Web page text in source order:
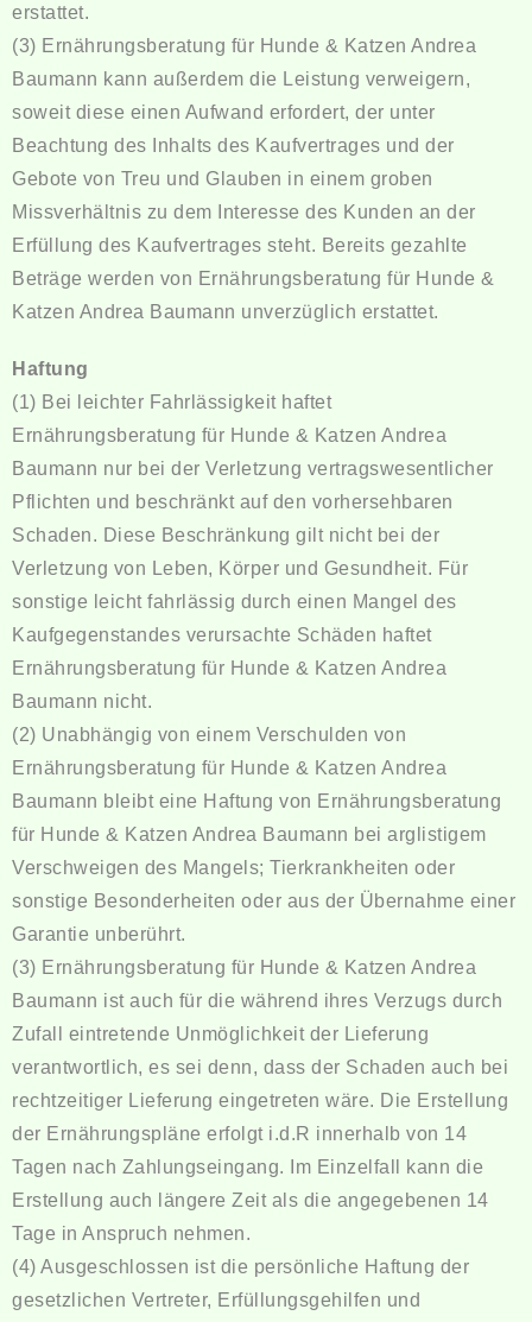
erstattet.
(3) Ernährungsberatung für Hunde & Katzen Andrea
Baumann kann außerdem die Leistung verweigern,
soweit diese einen Aufwand erfordert, der unter
Beachtung des Inhalts des Kaufvertrages und der
Gebote von Treu und Glauben in einem groben
Missverhältnis zu dem Interesse des Kunden an der
Erfüllung des Kaufvertrages steht. Bereits gezahlte
Beträge werden von Ernährungsberatung für Hunde &
Katzen Andrea Baumann unverzüglich erstattet.
Haftung
(1) Bei leichter Fahrlässigkeit haftet
Ernährungsberatung für Hunde & Katzen Andrea
Baumann nur bei der Verletzung vertragswesentlicher
Pflichten und beschränkt auf den vorhersehbaren
Schaden. Diese Beschränkung gilt nicht bei der
Verletzung von Leben, Körper und Gesundheit. Für
sonstige leicht fahrlässig durch einen Mangel des
Kaufgegenstandes verursachte Schäden haftet
Ernährungsberatung für Hunde & Katzen Andrea
Baumann nicht.
(2) Unabhängig von einem Verschulden von
Ernährungsberatung für Hunde & Katzen Andrea
Baumann bleibt eine Haftung von Ernährungsberatung
für Hunde & Katzen Andrea Baumann bei arglistigem
Verschweigen des Mangels; Tierkrankheiten oder
sonstige Besonderheiten oder aus der Übernahme einer
Garantie unberührt.
(3) Ernährungsberatung für Hunde & Katzen Andrea
Baumann ist auch für die während ihres Verzugs durch
Zufall eintretende Unmöglichkeit der Lieferung
verantwortlich, es sei denn, dass der Schaden auch bei
rechtzeitiger Lieferung eingetreten wäre. Die Erstellung
der Ernährungspläne erfolgt i.d.R innerhalb von 14
Tagen nach Zahlungseingang. Im Einzelfall kann die
Erstellung auch längere Zeit als die angegebenen 14
Tage in Anspruch nehmen.
(4) Ausgeschlossen ist die persönliche Haftung der
gesetzlichen Vertreter, Erfüllungsgehilfen und